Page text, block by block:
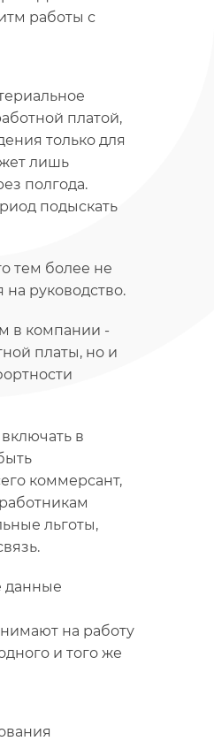
работы с
платой,
только для
лишь
полгода.
подыскать
тем более не
руководство.
в компании -
платы, но и
в
коммерсант,
льготы,
данные
на работу
и того же